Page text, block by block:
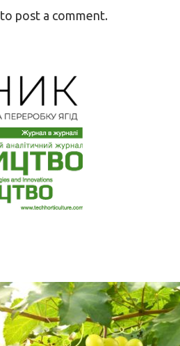
to post a comment.